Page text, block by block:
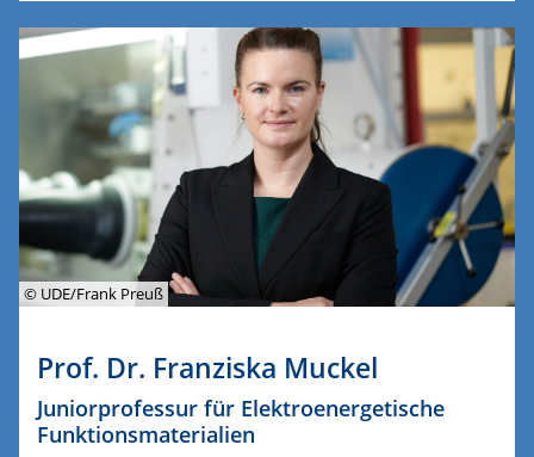
© UDE/Frank Preuß
Prof. Dr. Franziska Muckel
Juniorprofessur für Elektroenergetische
Funktionsmaterialien